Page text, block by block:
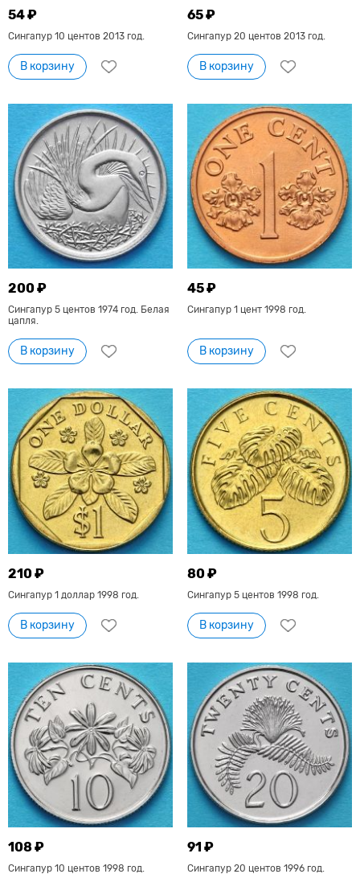
54 ₽
Сингапур 10 центов 2013 год.
В корзину
65 ₽
Сингапур 20 центов 2013 год.
В корзину
200 ₽
Сингапур 5 центов 1974 год. Белая
цапля.
В корзину
45 ₽
Сингапур 1 цент 1998 год.
В корзину
210 ₽
Сингапур 1 доллар 1998 год.
В корзину
80 ₽
Сингапур 5 центов 1998 год.
В корзину
108 ₽
Сингапур 10 центов 1998 год.
91 ₽
Сингапур 20 центов 1996 год.